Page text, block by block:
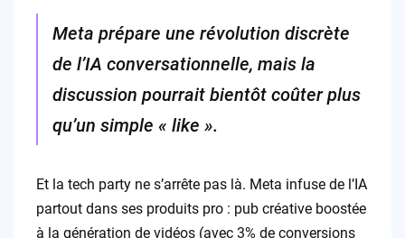
Meta prépare une révolution discrète
de l’IA conversationnelle, mais la
discussion pourrait bientôt coûter plus
qu’un simple « like ».
Et la tech party ne s’arrête pas là. Meta infuse de l’IA
partout dans ses produits pro : pub créative boostée
à la génération de vidéos (avec 3% de conversions